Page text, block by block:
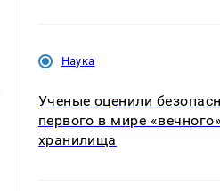
Наука
Ученые оценили
первого в мире
хранилища